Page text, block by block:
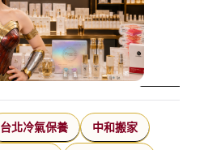
台北冷氣保養 中和搬家